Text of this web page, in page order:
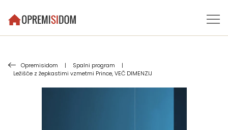
Opremisidom | Spalni program
|
Ležišče z žepkastimi vzmetmi Prince, VEČ DIMENZIJ